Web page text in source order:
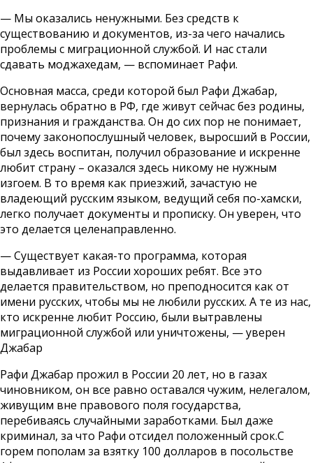
— Мы оказались ненужными. Без средств к
существованию и документов, из-за чего начались
проблемы с миграционной службой. И нас стали
сдавать моджахедам, — вспоминает Рафи.
Основная масса, среди которой был Рафи Джабар,
вернулась обратно в РФ, где живут сейчас без родины,
признания и гражданства. Он до сих пор не понимает,
почему законопослушный человек, выросший в России,
был здесь воспитан, получил образование и искренне
любит страну – оказался здесь никому не нужным
изгоем. В то время как приезжий, зачастую не
владеющий русским языком, ведущий себя по-хамски,
легко получает документы и прописку. Он уверен, что
это делается целенаправленно.
— Существует какая-то программа, которая
выдавливает из России хороших ребят. Все это
делается правительством, но преподносится как от
имени русских, чтобы мы не любили русских. А те из нас,
кто искренне любит Россию, были вытравлены
миграционной службой или уничтожены, — уверен
Джабар
Рафи Джабар прожил в России 20 лет, но в газах
чиновником, он все равно оставался чужим, нелегалом,
живущим вне правового поля государства,
перебиваясь случайными заработками. Был даже
криминал, за что Рафи отсидел положенный срок.С
горем пополам за взятку 100 долларов в посольстве